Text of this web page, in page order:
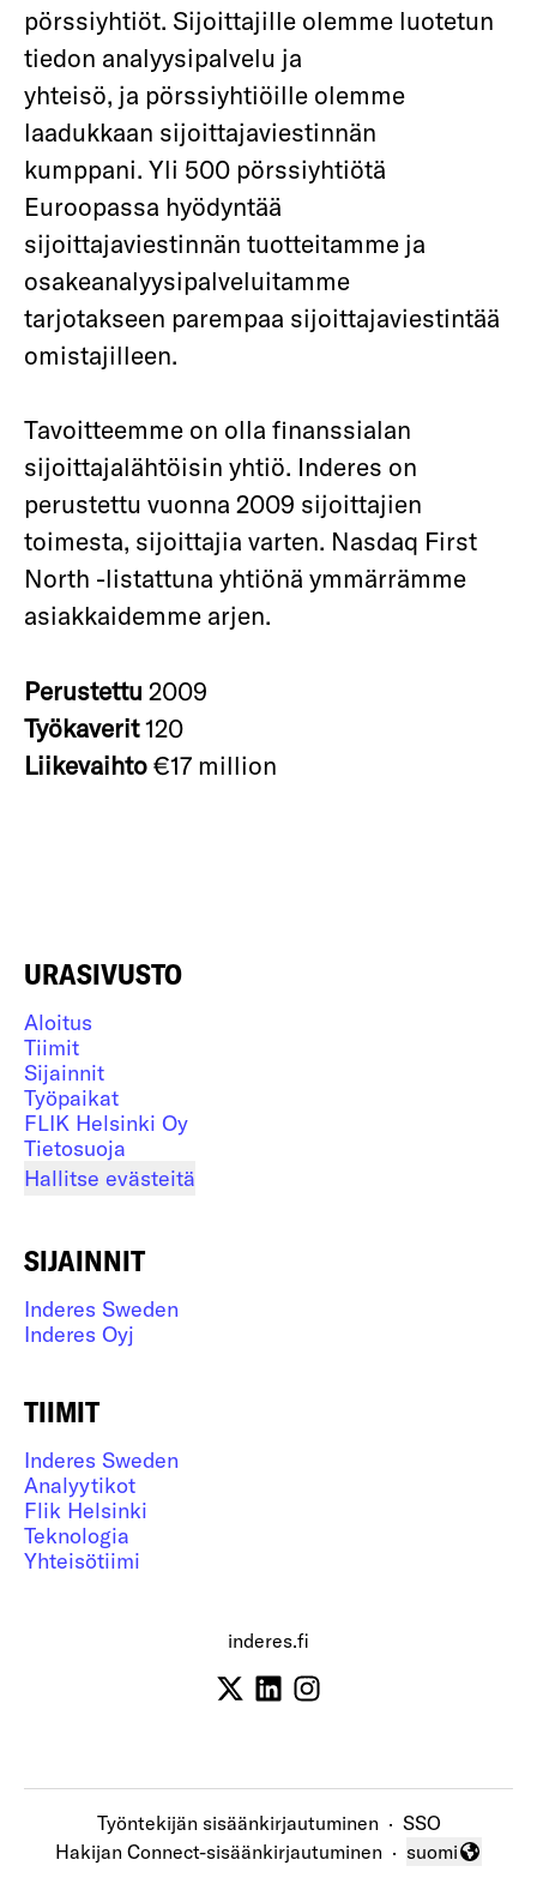
pörssiyhtiöt. Sijoittajille olemme luotetun
tiedon analyysipalvelu ja
yhteisö, ja pörssiyhtiöille olemme
laadukkaan sijoittajaviestinnän
kumppani. Yli 500 pörssiyhtiötä
Euroopassa hyödyntää
sijoittajaviestinnän tuotteitamme ja
osakeanalyysipalveluitamme
tarjotakseen parempaa sijoittajaviestintää
omistajilleen.
Tavoitteemme on olla finanssialan
sijoittajalähtöisin yhtiö. Inderes on
perustettu vuonna 2009 sijoittajien
toimesta, sijoittajia varten. Nasdaq First
North -listattuna yhtiönä ymmärrämme
asiakkaidemme arjen.
Perustettu 2009
Työkaverit120
Liikevaihto€17 million
URASIVUSTO
Aloitus
Tiimit
Sijainnit
Työpaikat
FLIK Helsinki Oy
Tietosuoja
Hallitse evästeitä
SIJAINNIT
Inderes Sweden
Inderes Oyj
TIIMIT
Inderes Sweden
Analyytikot
Flik Helsinki
Teknologia
Yhteisötiimi
inderes.fi
Työntekijän sisäänkirjautuminen · SSO
Hakijan Connect-sisäänkirjautuminen ·
Vaihda kieli
suomi